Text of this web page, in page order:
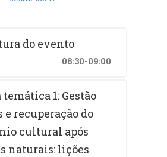
do evento
08:30-09:00
temática 1: Gestão
e recuperação do
cultural após
naturais: lições